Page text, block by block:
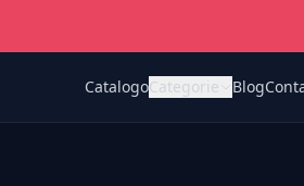
CatalogoCategorie Blog